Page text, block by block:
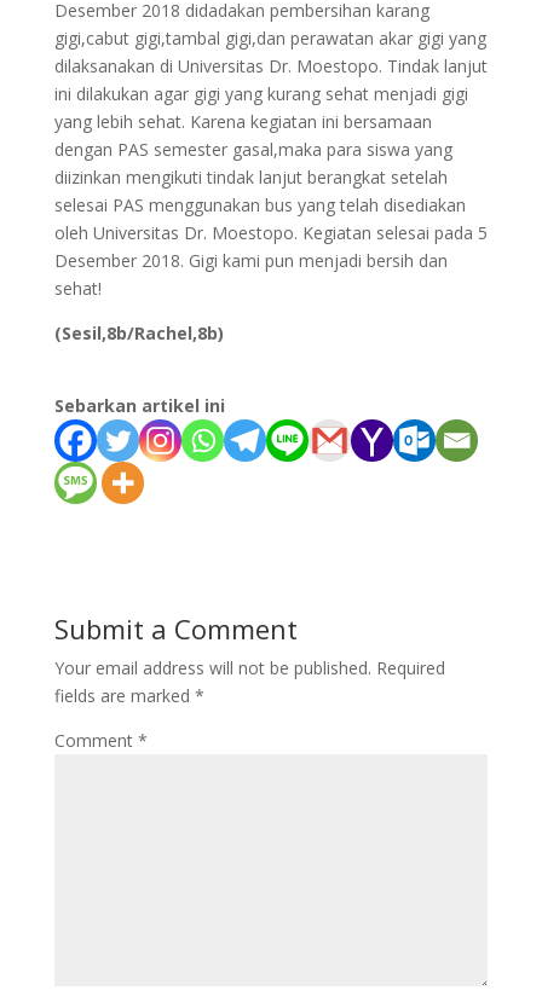
Desember 2018 didadakan pembersihan karang
gigi,cabut gigi,tambal gigi,dan perawatan akar gigi yang
dilaksanakan di Universitas Dr. Moestopo. Tindak lanjut
ini dilakukan agar gigi yang kurang sehat menjadi gigi
yang lebih sehat. Karena kegiatan ini bersamaan
dengan PAS semester gasal,maka para siswa yang
diizinkan mengikuti tindak lanjut berangkat setelah
selesai PAS menggunakan bus yang telah disediakan
oleh Universitas Dr. Moestopo. Kegiatan selesai pada 5
Desember 2018. Gigi kami pun menjadi bersih dan
sehat!
(Sesil,8b/Rachel,8b)
Sebarkan artikel ini
Submit a Comment
Your email address will not be published. Required
fields are marked *
Comment *